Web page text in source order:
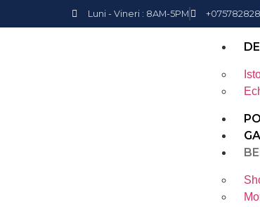
Luni - Vineri : 8AM-5PM